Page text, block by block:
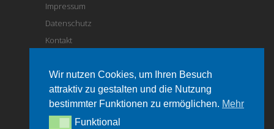
Impressum
Datenschutz
Kontakt
Feuchtigkeits-Sensoren
Absolutdruck-Sensoren
www.amsys.de
Wir nutzen Cookies, um Ihren Besuch
attraktiv zu gestalten und die Nutzung
bestimmter Funktionen zu ermöglichen. Mehr
FunktionalFunktional